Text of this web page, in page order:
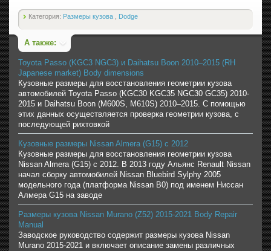
Категория: Размеры кузова Dodge
А также:
Toyota Passo (KGC3 NGC3) и Daihatsu Boon 2010–2015 (RH
Japanese market) Body dimensions
Кузовные размеры для восстановления геометрии кузова
автомобилей Toyota Passo (KGC30 KGC35 NGC30 GC35) 2010-
2015 и Daihatsu Boon (M600S, M610S) 2010–2015. С помощью
этих данных осуществляется проверка геометрии кузова, с
последующей рихтовкой
Кузовные размеры Nissan Almera (G15) с 2012
Кузовные размеры для восстановления геометрии кузова
Nissan Almera (G15) с 2012. В 2013 году Альянс Renault Nissan
начал сборку автомобилей Nissan Bluebird Sylphy 2005
модельного года (платформа Nissan B0) под именем Ниссан
Алмера G15 на заводе
Размеры кузова Nissan Murano (Z52) 2015-2021 Body Repair
Manual
Заводское руководство содержит размеры кузова Nissan
Murano 2015-2021 и включает описание замены различных